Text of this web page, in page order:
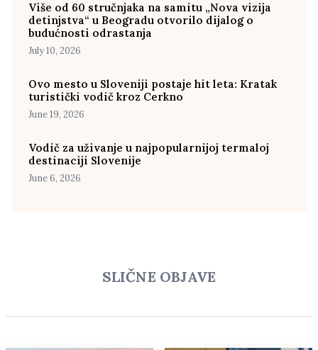
Više od 60 stručnjaka na samitu „Nova vizija
detinjstva“ u Beogradu otvorilo dijalog o
budućnosti odrastanja
July 10, 2026
Ovo mesto u Sloveniji postaje hit leta: Kratak
turistički vodič kroz Cerkno
June 19, 2026
Vodič za uživanje u najpopularnijoj termaloj
destinaciji Slovenije
June 6, 2026
SLIČNE OBJAVE